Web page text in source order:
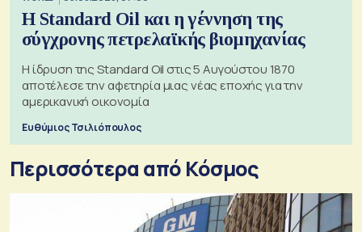
Η Standard Oil και η γέννηση της
σύγχρονης πετρελαϊκής βιομηχανίας
Η ίδρυση της Standard Oil στις 5 Αυγούστου 1870
αποτέλεσε την αφετηρία μιας νέας εποχής για την
αμερικανική οικονομία
Ευθύμιος Τσιλιόπουλος
Περισσότερα από Κόσμος